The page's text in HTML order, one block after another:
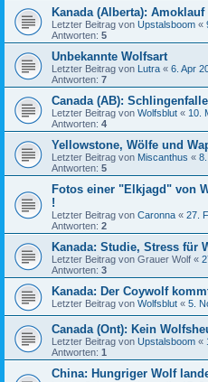
Kanada (Alberta):
Letzter Beitrag von Upstalsboom «
Antworten: 5
Unbekannte Wolfsart
Letzter Beitrag von Lutra « 6. Apr
Antworten: 7
Canada (AB):
Letzter Beitrag von Wolfsblut « 10.
Antworten: 4
Yellowstone, Wölfe und
Letzter Beitrag von Miscanthus «
Antworten: 5
Fotos einer "Elkjagd" von
!
Letzter Beitrag von Caronna « 27.
Antworten: 2
Kanada: Studie, Stress für
Letzter Beitrag von Grauer Wolf «
Antworten: 3
Kanada: Der Coywolf
Letzter Beitrag von Wolfsblut « 5.
Canada (Ont): Kein
Letzter Beitrag von Upstalsboom «
Antworten: 1
China: Hungriger Wolf